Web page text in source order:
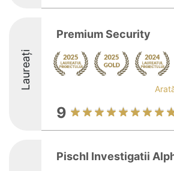
Laureați
Premium Security
9
Pischl Investigatii